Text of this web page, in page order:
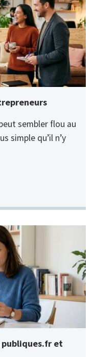
sembler flou au
simple qu’il n’y
publiques.fr et